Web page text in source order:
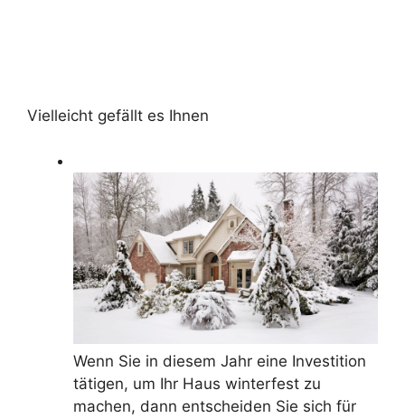
Vielleicht gefällt es Ihnen
Wenn Sie in diesem Jahr eine Investition
tätigen, um Ihr Haus winterfest zu
machen, dann entscheiden Sie sich für